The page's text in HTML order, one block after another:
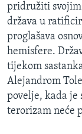
MAGAZIN
O GLASU
Learning English
PRATITE NAS
pridružiti
država u
proglašava
hemisfere.
tijekom
Alejandrom
povelje, kada je
terorizam neće